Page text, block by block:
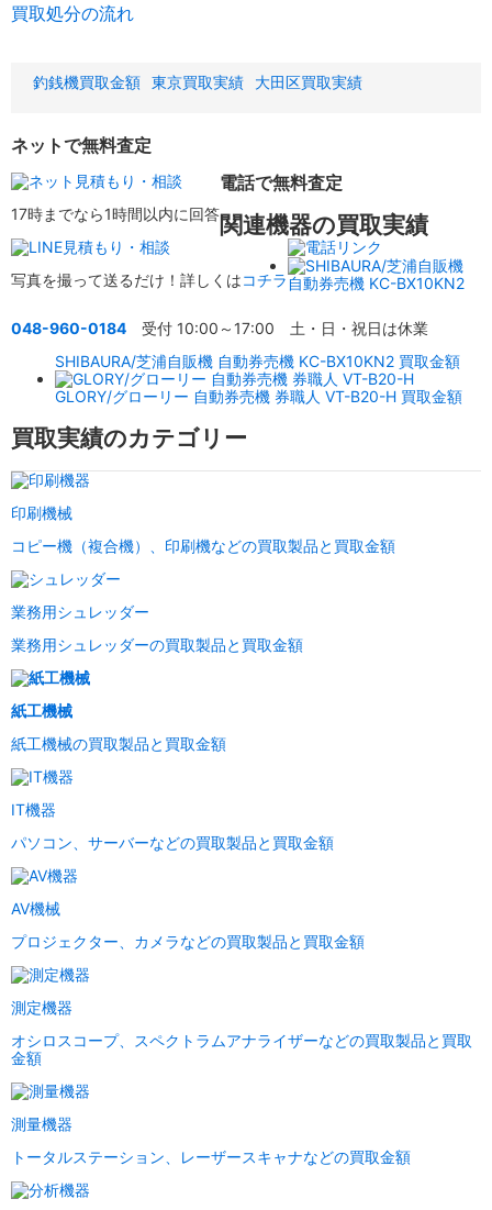
買取処分の流れ
釣銭機買取金額 東京買取実績 大田区買取実績
ネットで無料査定
17時までなら1時間以内に回答
写真を撮って送るだけ！詳しくはコチラ
電話で無料査定
048-960-0184 受付 10:00～17:00 土・日・祝日は休業
関連機器の買取実績
SHIBAURA/芝浦自販機 自動券売機 KC-BX10KN2 買取金額
GLORY/グローリー 自動券売機 券職人 VT-B20-H 買取金額
買取実績のカテゴリー
印刷機械
コピー機（複合機）、印刷機などの買取製品と買取金額
業務用シュレッダー
業務用シュレッダーの買取製品と買取金額
紙工機械
紙工機械の買取製品と買取金額
IT機器
パソコン、サーバーなどの買取製品と買取金額
AV機械
プロジェクター、カメラなどの買取製品と買取金額
測定機器
オシロスコープ、スペクトラムアナライザーなどの買取製品と買取
金額
測量機器
トータルステーション、レーザースキャナなどの買取金額